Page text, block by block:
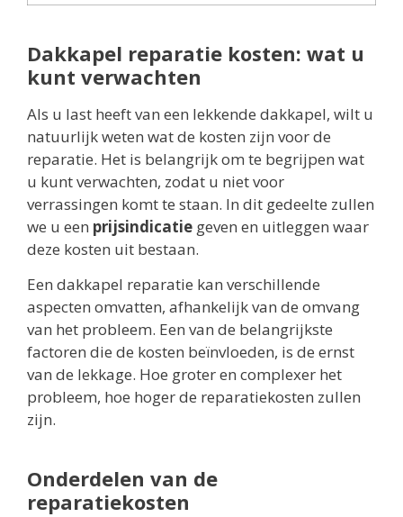
Dakkapel reparatie kosten: wat u
kunt verwachten
Als u last heeft van een lekkende dakkapel, wilt u
natuurlijk weten wat de kosten zijn voor de
reparatie. Het is belangrijk om te begrijpen wat
u kunt verwachten, zodat u niet voor
verrassingen komt te staan. In dit gedeelte zullen
we u een prijsindicatie geven en uitleggen waar
deze kosten uit bestaan.
Een dakkapel reparatie kan verschillende
aspecten omvatten, afhankelijk van de omvang
van het probleem. Een van de belangrijkste
factoren die de kosten beïnvloeden, is de ernst
van de lekkage. Hoe groter en complexer het
probleem, hoe hoger de reparatiekosten zullen
zijn.
Onderdelen van de
reparatiekosten